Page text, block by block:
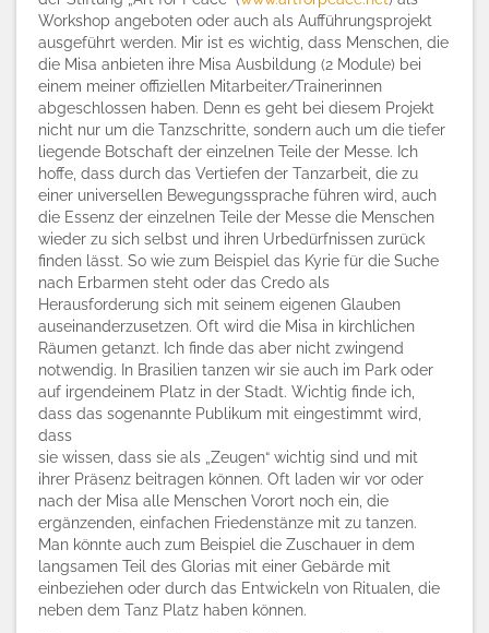
Workshop angeboten oder auch als Aufführungsprojekt
ausgeführt werden. Mir ist es wichtig, dass Menschen, die
die Misa anbieten ihre Misa Ausbildung (2 Module) bei
einem meiner offiziellen Mitarbeiter/Trainerinnen
abgeschlossen haben. Denn es geht bei diesem Projekt
nicht nur um die Tanzschritte, sondern auch um die tiefer
liegende Botschaft der einzelnen Teile der Messe. Ich
hoffe, dass durch das Vertiefen der Tanzarbeit, die zu
einer universellen Bewegungssprache führen wird, auch
die Essenz der einzelnen Teile der Messe die Menschen
wieder zu sich selbst und ihren Urbedürfnissen zurück
finden lässt. So wie zum Beispiel das Kyrie für die Suche
nach Erbarmen steht oder das Credo als
Herausforderung sich mit seinem eigenen Glauben
auseinanderzusetzen. Oft wird die Misa in kirchlichen
Räumen getanzt. Ich finde das aber nicht zwingend
notwendig. In Brasilien tanzen wir sie auch im Park oder
auf irgendeinem Platz in der Stadt. Wichtig finde ich,
dass das sogenannte Publikum mit eingestimmt wird,
dass
sie wissen, dass sie als „Zeugen“ wichtig sind und mit
ihrer Präsenz beitragen können. Oft laden wir vor oder
nach der Misa alle Menschen Vorort noch ein, die
ergänzenden, einfachen Friedenstänze mit zu tanzen.
Man könnte auch zum Beispiel die Zuschauer in dem
langsamen Teil des Glorias mit einer Gebärde mit
einbeziehen oder durch das Entwickeln von Ritualen, die
neben dem Tanz Platz haben können.